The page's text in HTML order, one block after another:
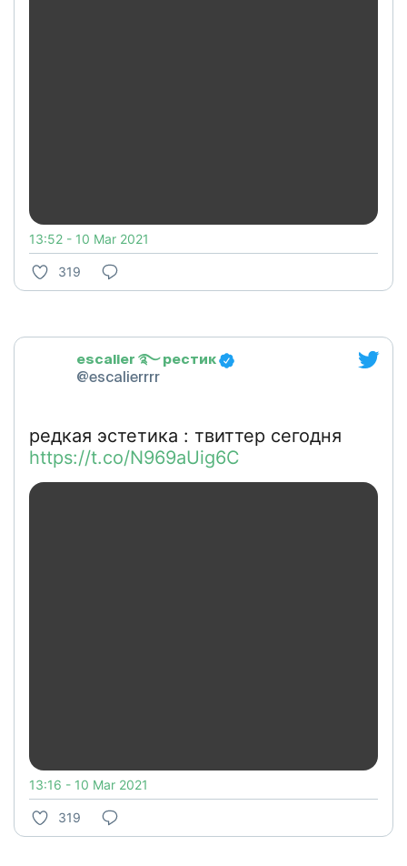
13:52 - 10 Mar 2021
319
escalier ࿐ рестик
@escalierrrr
редкая эстетика : твиттер сегодня
https://t.co/N969aUig6C
13:16 - 10 Mar 2021
319